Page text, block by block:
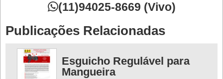
(11)94025-8669 (Vivo)
Publicações Relacionadas
Esguicho Regulável para
Mangueira